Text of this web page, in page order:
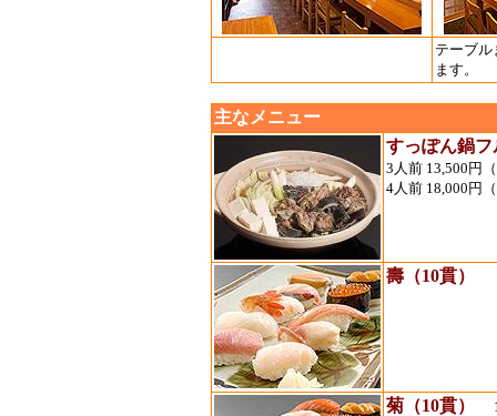
テーブ
ます。
主なメニュー
すっぽん鍋
3人前 13,500円
4人前 18,000円
壽（10貫）
菊（10貫）